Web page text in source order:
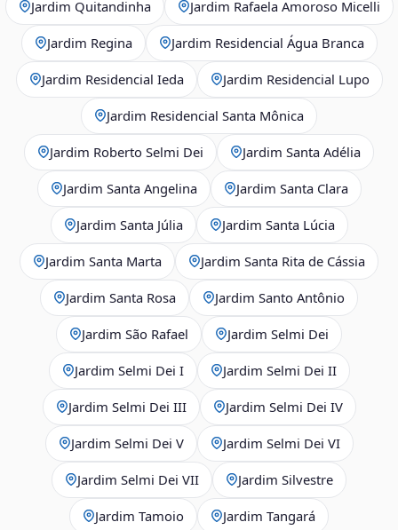
Jardim Quitandinha Jardim Rafaela Amoroso Micelli
Jardim Regina Jardim Residencial Água Branca
Jardim Residencial Ieda Jardim Residencial Lupo
Jardim Residencial Santa Mônica
Jardim Roberto Selmi Dei Jardim Santa Adélia
Jardim Santa Angelina Jardim Santa Clara
Jardim Santa Júlia Jardim Santa Lúcia
Jardim Santa Marta Jardim Santa Rita de Cássia
Jardim Santa Rosa Jardim Santo Antônio
Jardim São Rafael Jardim Selmi Dei
Jardim Selmi Dei I Jardim Selmi Dei II
Jardim Selmi Dei III Jardim Selmi Dei IV
Jardim Selmi Dei V Jardim Selmi Dei VI
Jardim Selmi Dei VII Jardim Silvestre
Jardim Tamoio Jardim Tangará